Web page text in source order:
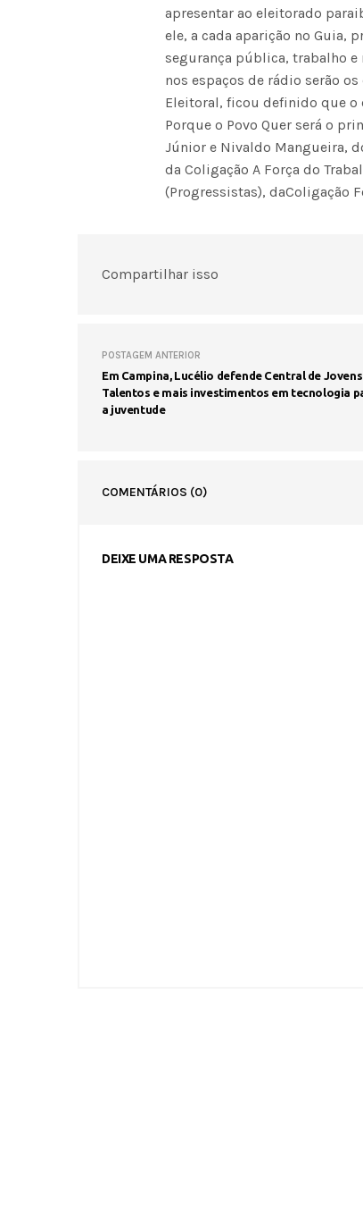
apresentar ao eleitorado
ele, a cada aparição no Guia,
segurança pública, trabalho e
nos espaços de rádio serão
Eleitoral, ficou definido que o
Porque o Povo Quer será o
Júnior e Nivaldo Mangueira,
da Coligação A Força do
(Progressistas), daColigação
Compartilhar isso
POSTAGEM ANTERIOR
Em Campina, Lucélio defende Central de Jovens
Talentos e mais investimentos em tecnologia
a juventude
COMENTÁRIOS (0)
DEIXE UMA RESPOSTA